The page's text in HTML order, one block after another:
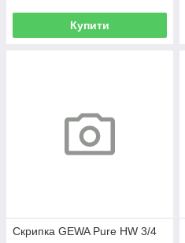
Купити
Скрипка GEWA Pure HW 3/4